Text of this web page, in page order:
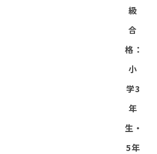
級
合
格：
小
学3
年
生・
5年